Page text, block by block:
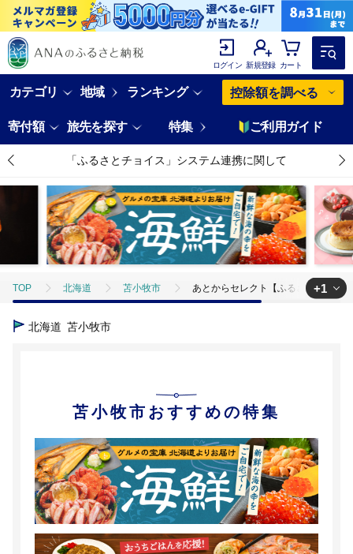
ログイン 新規登録 カート
カテゴリ 地域 ランキング 控除額を調べる
寄付額 旅先を探す 特集 ご利用ガイド
「ふるさとチョイス」システム連携に関して
TOP 北海道 苫小牧市 あとからセレクト【ふるさとギフト
TOP
+1
北海道 苫小牧市
苫小牧市おすすめの特集